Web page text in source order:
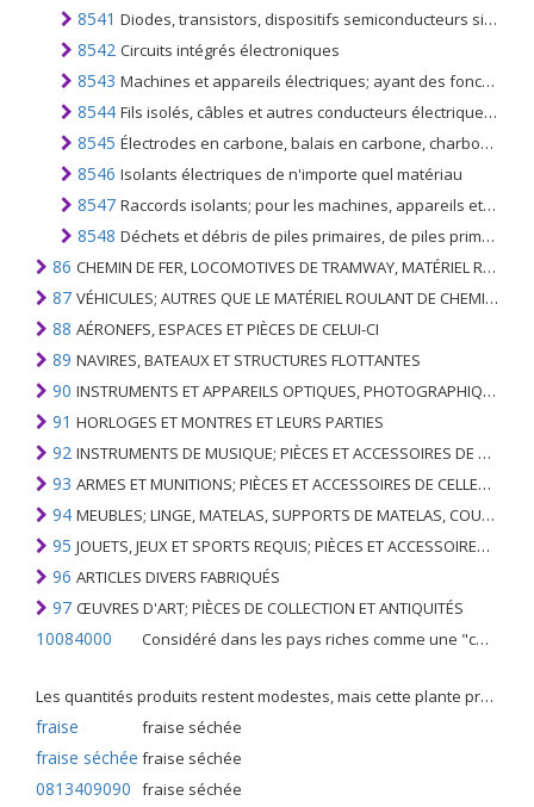
8541 Diodes, transistors, dispositifs semiconducteurs similaires; y compris les cellules photovoltaïques assemblées ou non en modules ou panneaux, les diodes électroluminescentes (DEL), les cristaux piézo-électriques montés
8542 Circuits intégrés électroniques
8543 Machines et appareils électriques; ayant des fonctions individuelles, non spécifiées ni comprises ailleurs dans le présent chapitre
8544 Fils isolés, câbles et autres conducteurs électriques, connecteurs montés ou non; câbles à fibres optiques de fibres gainées individuellement, même comportant des conducteurs électriques ou munis de connecteurs
8545 Électrodes en carbone, balais en carbone, charbons de lampes, charbons de batteries et autres articles en graphite ou autre carbone; avec ou sans métal, des types utilisés pour usages électriques
8546 Isolants électriques de n'importe quel matériau
8547 Raccords isolants; pour les machines, appareils et équipements électriques, à l'exclusion des isolateurs du n °. 8546, tuyauterie pour conduits électriques et joints
8548 Déchets et débris de piles primaires, de piles primaires et d'accumulateurs électriques; les piles primaires usagées, les piles primaires usées et les accumulateurs électriques usagés; parties électriques de machines ou d'appareils, n.c.a. ou compris ailleurs dans le chapitre 85
86 CHEMIN DE FER, LOCOMOTIVES DE TRAMWAY, MATÉRIEL ROULANT ET LEURS PARTIES; RACCORDS DE CHEMIN DE FER OU DE TRAMWAY ET RACCORDS ET PIÈCES DE CELLES-CI; ÉQUIPEMENT DE SIGNALISATION DE TRAFIC MÉCANIQUE (Y COMPRIS ÉLECTRO-MÉCANIQUE) DE TOUS TYPES
87 VÉHICULES; AUTRES QUE LE MATÉRIEL ROULANT DE CHEMIN DE FER OU DE TRAMWAY, ET LEURS PIÈCES ET ACCESSOIRES
88 AÉRONEFS, ESPACES ET PIÈCES DE CELUI-CI
89 NAVIRES, BATEAUX ET STRUCTURES FLOTTANTES
90 INSTRUMENTS ET APPAREILS OPTIQUES, PHOTOGRAPHIQUES, CINÉMATOGRAPHIQUES, DE MESURE, DE CONTRÔLE, DE MÉDECINE OU DE CHIRURGIE; PIÈCES ET ACCESSOIRES
91 HORLOGES ET MONTRES ET LEURS PARTIES
92 INSTRUMENTS DE MUSIQUE; PIÈCES ET ACCESSOIRES DE TELS ARTICLES
93 ARMES ET MUNITIONS; PIÈCES ET ACCESSOIRES DE CELLES-CI
94 MEUBLES; LINGE, MATELAS, SUPPORTS DE MATELAS, COUSSINS ET AMEUBLEMENT SIMILAIRE FARCI; LAMPES ET RACCORDS D'ÉCLAIRAGE, N.E.C .; SIGNES LUMINEUSES, PLAQUES DE NOMS LUMINEUSES ET SIMILAIRES; BÂTIMENTS PRÉFABRIQUÉS
95 JOUETS, JEUX ET SPORTS REQUIS; PIÈCES ET ACCESSOIRES DE CELLES-CI
96 ARTICLES DIVERS FABRIQUÉS
97 ŒUVRES D'ART; PIÈCES DE COLLECTION ET ANTIQUITÉS
10084000 Considéré dans les pays riches comme une "céréale mineure", le fonio blanc est une graminée de la famille des poaceae cultivée pour ses graines dans certaines régions d'Afrique.
Les quantités produits restent modestes, mais cette plante présente malgré tout de nombreuses qualités. Elle est utilisé dans l'alimentation humaine et entre dans la préparation de nombreuses recettes traditionnelles africaines comme le couscous, la bouillie, les boulettes, les beignets et même le pain.
fraise fraise séchée
fraise séchée fraise séchée
0813409090 fraise séchée